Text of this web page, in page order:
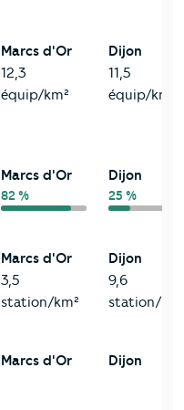
Marcs d'Or
12,3
équip/km²
Dijon
11,5
équip/km²
Marcs d'Or
82 %
Dijon
25 %
Marcs d'Or
3,5
station/km²
Dijon
9,6
station/
Marcs d'Or Dijon